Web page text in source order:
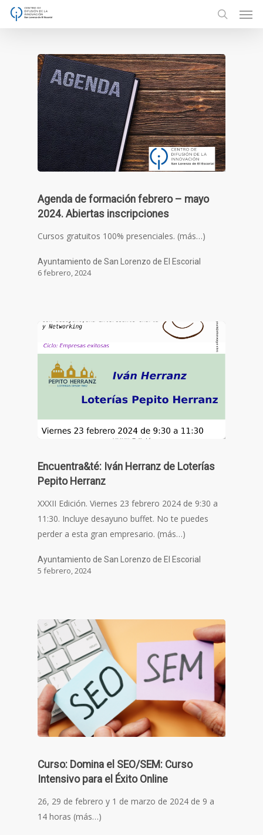
Skip
search
Agenda de formación febrero – mayo
2024. Abiertas inscripciones
Cursos gratuitos 100% presenciales. (más…)
Ayuntamiento de San Lorenzo de El Escorial
6 febrero, 2024
Encuentra&té: Iván Herranz de Loterías
Pepito Herranz
XXXII Edición. Viernes 23 febrero 2024 de 9:30 a
11:30. Incluye desayuno buffet. No te puedes
perder a esta gran empresario. (más…)
Ayuntamiento de San Lorenzo de El Escorial
5 febrero, 2024
Curso: Domina el SEO/SEM: Curso
Intensivo para el Éxito Online
26, 29 de febrero y 1 de marzo de 2024 de 9 a
14 horas (más…)